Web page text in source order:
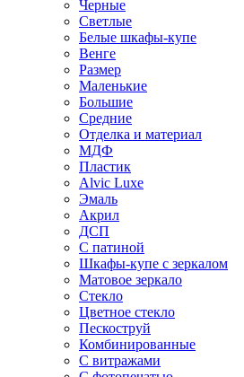
Черные
Светлые
Белые шкафы-купе
Венге
Размер
Маленькие
Большие
Средние
Отделка и материал
МДФ
Пластик
Alvic Luxe
Эмаль
Акрил
ДСП
С патиной
Шкафы-купе с зеркалом
Матовое зеркало
Стекло
Цветное стекло
Пескоструй
Комбинированные
С витражами